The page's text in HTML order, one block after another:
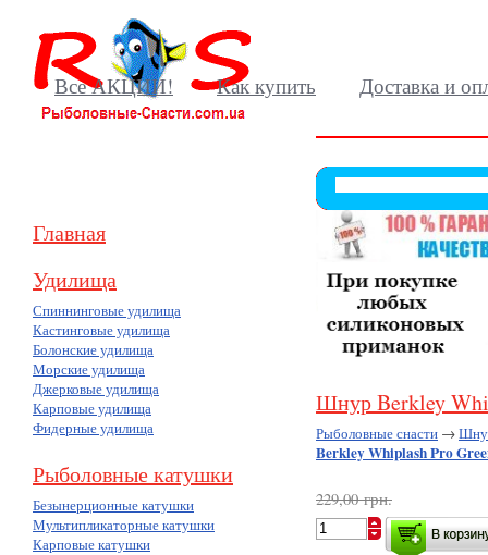
Все АКЦИИ! Как купить Доставка и
Главная
Удилища
Спиннинговые удилища
Кастинговые удилища
Болонские удилища
Морские удилища
Джерковые удилища
Карповые удилища
Фидерные удилища
Рыболовные катушки
Безынерционные катушки
Мультипликаторные катушки
Карповые катушки
Шнур Berkley
Рыболовные снасти →
Berkley Whiplash Pro
229,00 грн.